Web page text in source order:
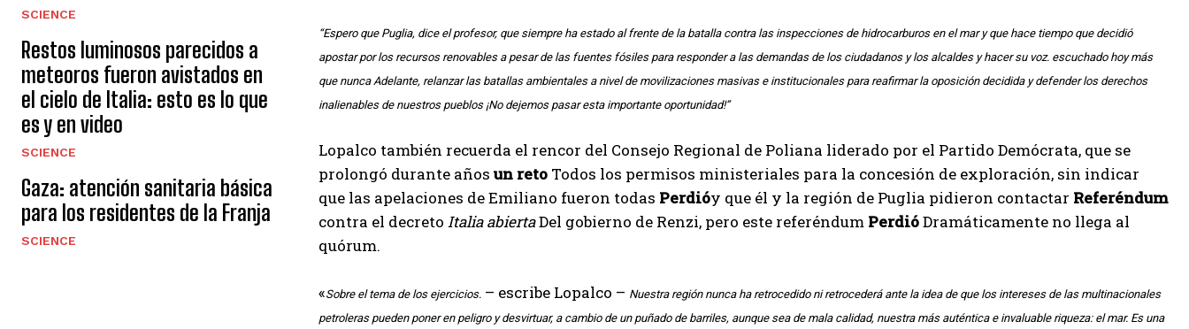
SCIENCE
Restos luminosos parecidos a
meteoros fueron avistados en
el cielo de Italia: esto es lo que
es y en video
SCIENCE
Gaza: atención sanitaria básica
para los residentes de la Franja
SCIENCE
“Espero que Puglia, dice el profesor, que siempre ha estado al frente de la batalla contra las inspecciones de hidrocarburos en el mar y que hace tiempo que decidió
apostar por los recursos renovables a pesar de las fuentes fósiles para responder a las demandas de los ciudadanos y los alcaldes y hacer su voz. escuchado hoy más
que nunca Adelante, relanzar las batallas ambientales a nivel de movilizaciones masivas e institucionales para reafirmar la oposición decidida y defender los derechos
inalienables de nuestros pueblos ¡No dejemos pasar esta importante oportunidad!”
Lopalco también recuerda el rencor del Consejo Regional de Poliana liderado por el Partido Demócrata, que se
prolongó durante años un reto Todos los permisos ministeriales para la concesión de exploración, sin indicar
que las apelaciones de Emiliano fueron todas Perdióy que él y la región de Puglia pidieron contactar Referéndum
contra el decreto Italia abiertaDel gobierno de Renzi, pero este referéndum PerdióDramáticamente no llega al
quórum.
«Sobre el tema de los ejercicios. – escribe Lopalco – Nuestra región nunca ha retrocedido ni retrocederá ante la idea de que los intereses de las multinacionales
petroleras pueden poner en peligro y desvirtuar, a cambio de un puñado de barriles, aunque sea de mala calidad, nuestra más auténtica e invaluable riqueza: el mar. Es una